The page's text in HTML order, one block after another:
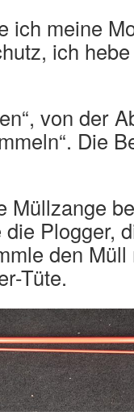
ich meine
ich
von der
Die
Müllzange
Plogger,
den
Tüte.